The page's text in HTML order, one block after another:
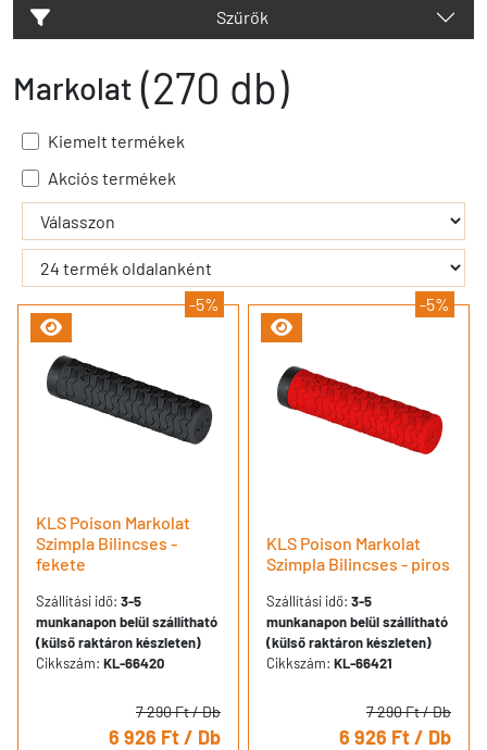
Szűrők
Markolat (270 db)
Kiemelt termékek
Akciós termékek
- - filter_submit - -
-5%
KLS Poison Markolat
Szimpla Bilincses -
fekete
Szállítási idő: 3-5
munkanapon belül szállítható
(külső raktáron készleten)
Cikkszám: KL-66420
7 290 Ft/ Db
6 926 Ft/ Db
-5%
KLS Poison Markolat
Szimpla Bilincses - piros
Szállítási idő: 3-5
munkanapon belül szállítható
(külső raktáron készleten)
Cikkszám: KL-66421
7 290 Ft/ Db
6 926 Ft/ Db